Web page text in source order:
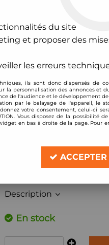
d'admission carbone BMC
BMC
Kit d'admission
Soyez le premier à
338,40 €TTC
Réf. : OTASP-19
Mini Cooper S JCW 211cv (R56)
Description
En stock
du site
et proposer des
les erreurs
ils sont donc dispensés de
la personnalisation des annonces et
de l'audience et le développement
par le balayage de l'appareil, le
votre consentement, celui-ci
Vous disposez de la possibilité
en bas à droite de la page. Pour